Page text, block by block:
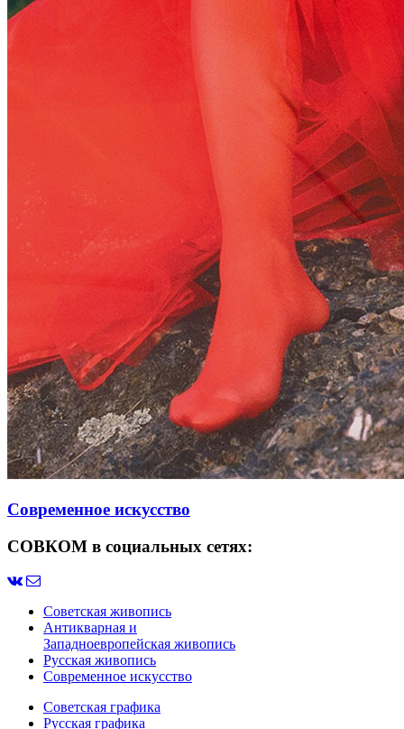
Современное искусство
СОВКОМ в социальных сетях:
Советская живопись
Антикварная и
Западноевропейская живопись
Русская живопись
Современное искусство
Советская графика
Русская графика